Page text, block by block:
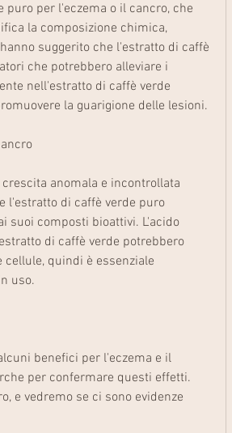
per l'eczema o il cancro, che
la composizione chimica,
suggerito che l'estratto di caffè
che potrebbero alleviare i
nell'estratto di caffè verde
la guarigione delle lesioni.
anomala e incontrollata
l'estratto di caffè verde puro
suoi composti bioattivi. L'acido
di caffè verde potrebbero
quindi è essenziale
uso.
benefici per l'eczema e il
per confermare questi effetti.
e vedremo se ci sono evidenze